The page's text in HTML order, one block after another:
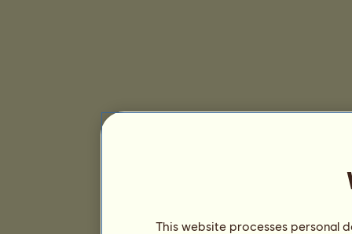
This website processes personal